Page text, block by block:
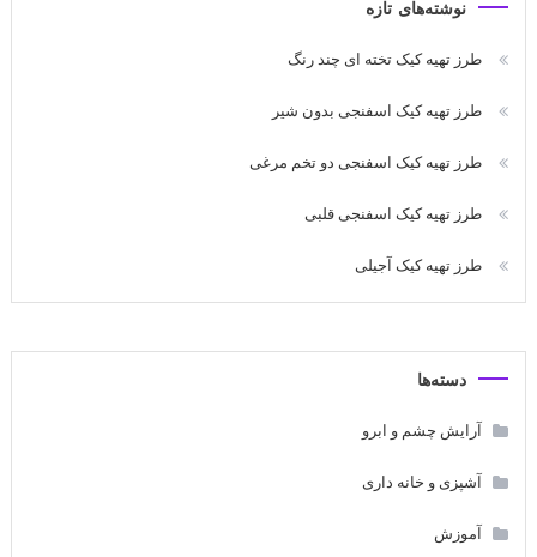
نوشته‌های تازه
طرز تهیه کیک تخته ای چند رنگ
طرز تهیه کیک اسفنجی بدون شیر
طرز تهیه کیک اسفنجی دو تخم مرغی
طرز تهیه کیک اسفنجی قلبی
طرز تهیه کیک آجیلی
دسته‌ها
آرایش چشم و ابرو
آشپزی و خانه داری
آموزش